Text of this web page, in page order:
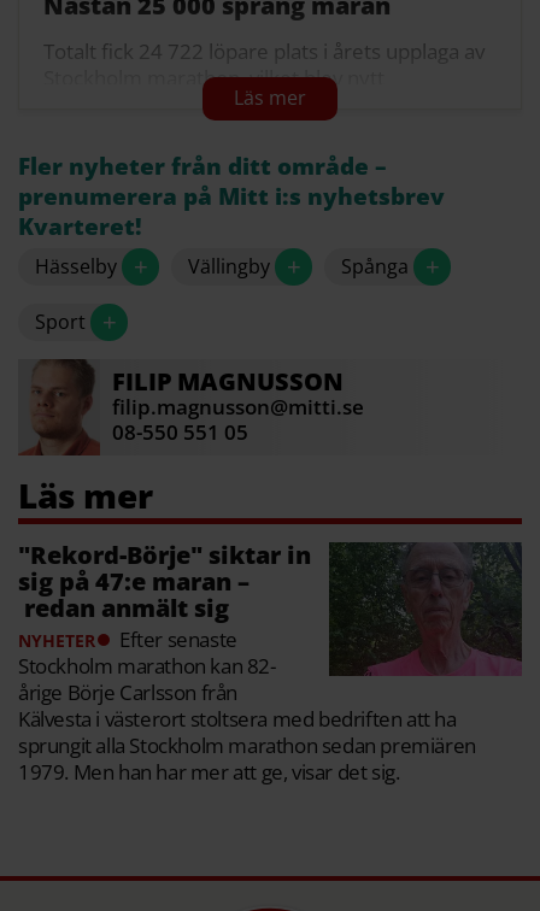
Totalt fick 24 722 löpare plats i årets upplaga av
Stockholm marathon, vilket blev nytt
Rekordet från i fjol låg på 23 618.
En kvartett löpare har alltjämt aldrig missat ett
Stockholm marathon. Börje Carlsson, 83
(Kälvesta), är äldst av dem, de övriga är Christer
Gidewall, 77 (Tumba), Stefan Lindberg, 68
(Ekerö) och Kennet Johansson, 74 (Vetlanda)
som alla tog sig i mål även vid senaste maran.
Källa: Stockholm marathon
Fler nyheter från ditt område –
prenumerera på Mitt i:s nyhetsbrev
Kvarteret!
Hässelby + Vällingby + Spånga +
Sport +
FILIP MAGNUSSON
filip.magnusson@mitti.se
08-550 551 05
"Rekord-Börje" siktar in
sig på 47:e maran –
redan anmält sig
NYHETER
Efter senaste
Stockholm marathon kan 82-
årige Börje Carlsson från
Kälvesta i västerort stoltsera med bedriften att ha
sprungit alla Stockholm marathon sedan premiären
1979. Men han har mer att ge, visar det sig.